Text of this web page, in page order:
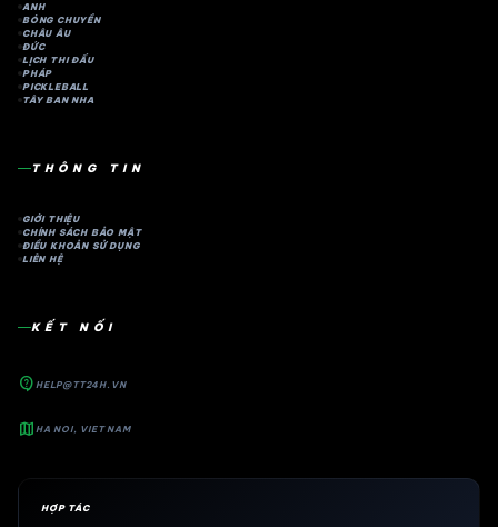
ANH
BÓNG CHUYỀN
CHÂU ÂU
ĐỨC
LỊCH THI ĐẤU
PHÁP
PICKLEBALL
TÂY BAN NHA
THÔNG TIN
GIỚI THIỆU
CHÍNH SÁCH BẢO MẬT
ĐIỀU KHOẢN SỬ DỤNG
LIÊN HỆ
KẾT NỐI
contact_support HELP@TT24H.VN
map HA NOI, VIET NAM
HỢP TÁC